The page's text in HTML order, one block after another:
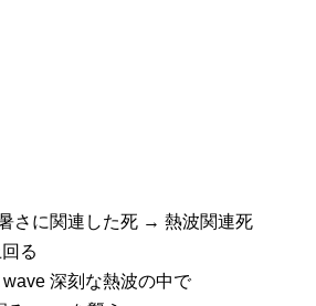
さに関連した死 → 熱波関連死
る
wave 深刻な熱波の中で